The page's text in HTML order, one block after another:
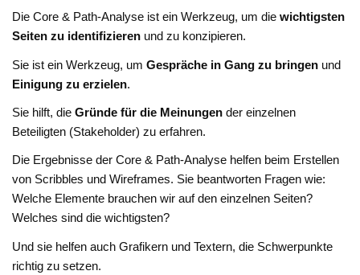
Die Core & Path-Analyse ist ein Werkzeug, um diewichtigsten
Seiten zu identifizieren und zu konzipieren.
Sie ist ein Werkzeug, umGespräche in Gang zu bringen und
Einigung zu erzielen.
Sie hilft, dieGründe für die Meinungen der einzelnen
Beteiligten (Stakeholder) zu erfahren.
Die Ergebnisse der Core & Path-Analyse helfen beim Erstellen
von Scribbles und Wireframes. Sie beantworten Fragen wie:
Welche Elemente brauchen wir auf den einzelnen Seiten?
Welches sind die wichtigsten?
Und sie helfen auch Grafikern und Textern, die Schwerpunkte
richtig zu setzen.